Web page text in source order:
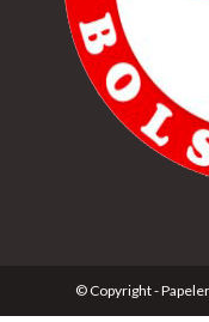
© Copyright -